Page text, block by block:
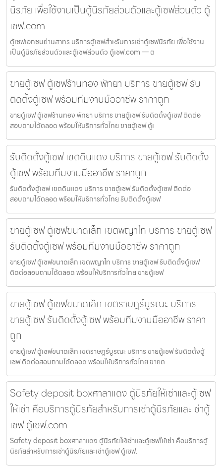
นิรภัย เพื่อใช้งานเป็นตู้นิรภัยส่วนตัวและตู้เซฟส่วนตัว ตู้
เซฟ.com
ตู้เซฟเอกชนย่านสาทร บริการตู้เซฟสำหรับการเช่าตู้เซฟนิรภัย เพื่อใช้งาน
เป็นตู้นิรภัยส่วนตัวและตู้เซฟส่วนตัว ตู้เซฟ.com — ต
ขายตู้เซฟ ตู้เซฟร้านทอง พัทยา บริการ ขายตู้เซฟ รับ
ติดตั้งตู้เซฟ พร้อมทีมงานมืออาชีพ ราคาถูก
ขายตู้เซฟ ตู้เซฟร้านทอง พัทยา บริการ ขายตู้เซฟ รับติดตั้งตู้เซฟ ติดต่อ
สอบถามได้ตลอด พร้อมให้บริการทั่วไทย ขายตู้เซฟ ตู้เ
รับติดตั้งตู้เซฟ เขตดินแดง บริการ ขายตู้เซฟ รับติดตั้ง
ตู้เซฟ พร้อมทีมงานมืออาชีพ ราคาถูก
รับติดตั้งตู้เซฟ เขตดินแดง บริการ ขายตู้เซฟ รับติดตั้งตู้เซฟ ติดต่อ
สอบถามได้ตลอด พร้อมให้บริการทั่วไทย รับติดตั้งตู้เซฟ
ขายตู้เซฟ ตู้เซฟขนาดเล็ก เขตพญาไท บริการ ขายตู้เซฟ
รับติดตั้งตู้เซฟ พร้อมทีมงานมืออาชีพ ราคาถูก
ขายตู้เซฟ ตู้เซฟขนาดเล็ก เขตพญาไท บริการ ขายตู้เซฟ รับติดตั้งตู้เซฟ
ติดต่อสอบถามได้ตลอด พร้อมให้บริการทั่วไทย ขายตู้เซฟ
ขายตู้เซฟ ตู้เซฟขนาดเล็ก เขตราษฎร์บูรณะ บริการ
ขายตู้เซฟ รับติดตั้งตู้เซฟ พร้อมทีมงานมืออาชีพ ราคา
ถูก
ขายตู้เซฟ ตู้เซฟขนาดเล็ก เขตราษฎร์บูรณะ บริการ ขายตู้เซฟ รับติดตั้งตู้
เซฟ ติดต่อสอบถามได้ตลอด พร้อมให้บริการทั่วไทย ขายต
Safety deposit boxศาลาแดง ตู้นิรภัยให้เช่าและตู้เซฟ
ให้เช่า คือบริการตู้นิรภัยสำหรับการเช่าตู้นิรภัยและเช่าตู้
เซฟ ตู้เซฟ.com
Safety deposit boxศาลาแดง ตู้นิรภัยให้เช่าและตู้เซฟให้เช่า คือบริการตู้
นิรภัยสำหรับการเช่าตู้นิรภัยและเช่าตู้เซฟ ตู้เซฟ.